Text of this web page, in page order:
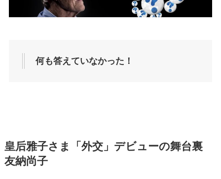
何も答えていなかった！
皇后雅子さま「外交」デビューの舞台裏
友納尚子